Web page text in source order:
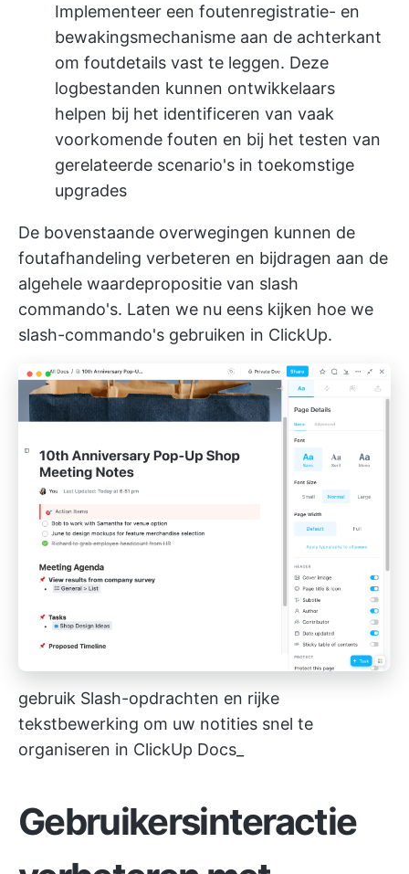
Implementeer een foutenregistratie- en
bewakingsmechanisme aan de achterkant
om foutdetails vast te leggen. Deze
logbestanden kunnen ontwikkelaars
helpen bij het identificeren van vaak
voorkomende fouten en bij het testen van
gerelateerde scenario's in toekomstige
upgrades
De bovenstaande overwegingen kunnen de
foutafhandeling verbeteren en bijdragen aan de
algehele waardepropositie van slash
commando's. Laten we nu eens kijken hoe we
slash-commando's gebruiken in ClickUp.
gebruik Slash-opdrachten en rijke
tekstbewerking om uw notities snel te
organiseren in ClickUp Docs_
Gebruikersinteractie